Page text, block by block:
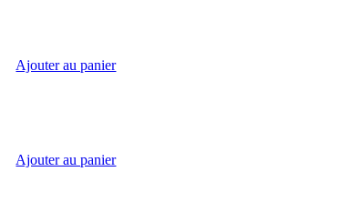
Ajouter au panier
Ajouter au panier